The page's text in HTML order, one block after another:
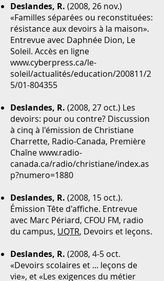
Deslandes, R. (2008, 26 nov.)
«Familles séparées ou reconstituées:
résistance aux devoirs à la maison».
Entrevue avec Daphnée Dion, Le
Soleil. Accès en ligne
www.cyberpress.ca/le-
soleil/actualités/education/200811/2
5/01-804355
Deslandes, R. (2008, 27 oct.) Les
devoirs: pour ou contre? Discussion
à cinq à l'émission de Christiane
Charrette, Radio-Canada, Première
Chaînewww.radio-
canada.ca/radio/christiane/index.as
p?numero=1880
Deslandes, R. (2008, 15 oct.).
Émission Tête d'affiche. Entrevue
avec Marc Périard, CFOU FM, radio
du campus, UQTR, Devoirs et leçons.
Deslandes, R. (2008, 4-5 oct.
«Devoirs scolaires et ... leçons de
vie», et «Les exigences du métier